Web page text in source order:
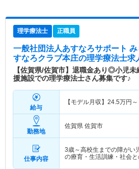
理学療法士 正職員
一般社団法人あすなろサポート
すなろクラブ本庄の理学療法士求
【佐賀県/佐賀市】退職金あり◎小児
援施設での理学療法士さん募集です♪
給与
【モデル月収】 24.5万円～
勤務地
佐賀県 佐賀市
仕事内容
3歳～高校生までの障がい
の療育・生活訓練・社会